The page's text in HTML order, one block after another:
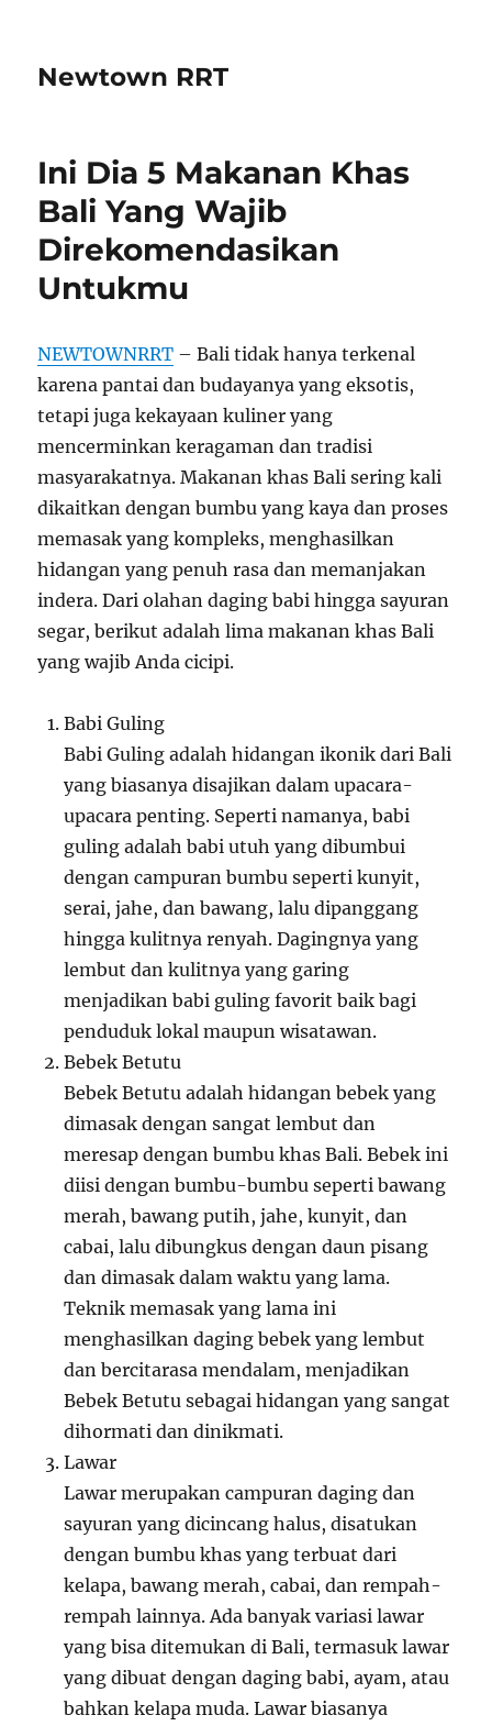
Newtown RRT
Ini Dia 5 Makanan Khas
Bali Yang Wajib
Direkomendasikan
Untukmu
NEWTOWNRRT – Bali tidak hanya terkenal
karena pantai dan budayanya yang eksotis,
tetapi juga kekayaan kuliner yang
mencerminkan keragaman dan tradisi
masyarakatnya. Makanan khas Bali sering kali
dikaitkan dengan bumbu yang kaya dan proses
memasak yang kompleks, menghasilkan
hidangan yang penuh rasa dan memanjakan
indera. Dari olahan daging babi hingga sayuran
segar, berikut adalah lima makanan khas Bali
yang wajib Anda cicipi.
Babi Guling
Babi Guling adalah hidangan ikonik dari Bali
yang biasanya disajikan dalam upacara-
upacara penting. Seperti namanya, babi
guling adalah babi utuh yang dibumbui
dengan campuran bumbu seperti kunyit,
serai, jahe, dan bawang, lalu dipanggang
hingga kulitnya renyah. Dagingnya yang
lembut dan kulitnya yang garing
menjadikan babi guling favorit baik bagi
penduduk lokal maupun wisatawan.
Bebek Betutu
Bebek Betutu adalah hidangan bebek yang
dimasak dengan sangat lembut dan
meresap dengan bumbu khas Bali. Bebek ini
diisi dengan bumbu-bumbu seperti bawang
merah, bawang putih, jahe, kunyit, dan
cabai, lalu dibungkus dengan daun pisang
dan dimasak dalam waktu yang lama.
Teknik memasak yang lama ini
menghasilkan daging bebek yang lembut
dan bercitarasa mendalam, menjadikan
Bebek Betutu sebagai hidangan yang sangat
dihormati dan dinikmati.
Lawar
Lawar merupakan campuran daging dan
sayuran yang dicincang halus, disatukan
dengan bumbu khas yang terbuat dari
kelapa, bawang merah, cabai, dan rempah-
rempah lainnya. Ada banyak variasi lawar
yang bisa ditemukan di Bali, termasuk lawar
yang dibuat dengan daging babi, ayam, atau
bahkan kelapa muda. Lawar biasanya